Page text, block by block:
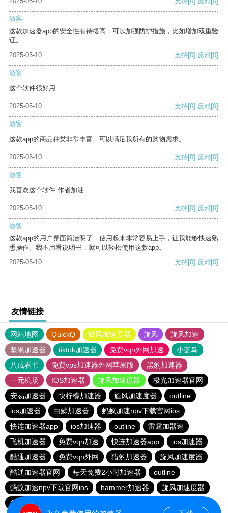
游客
这款加速器app的安全性有待提高，可以加强防护措施，比如增加双重验
证。
2025-05-10
支持[0] 反对[0]
游客
这个软件很好用
2025-05-10 支持[0] 反对[0]
游客
这款app的商品种类非常丰富，可以满足我所有的购物需求。
2025-05-10 支持[0] 反对[0]
游客
我喜欢这个软件 作者加油
2025-05-10 支持[0] 反对[0]
游客
这款app的用户界面简洁明了，使用起来非常容易上手，让我能够快速熟
悉操作。我不用看说明书，就可以轻松使用这款app。
2025-05-10
支持[0] 反对[0]
友情链接
网站地图 QuickQ 旋风加速度器 旋风
旋风加速
坚果加速器
tiktok加速器 免费vqn外网加速
小蓝鸟
八戒看书
免费vps加速器外网苹果版
黑豹加速器
一元机场
IOS加速器 旋风加速度器
极光加速器官网
安易加速器
快柠檬加速器 旋风加速度器
outline
ios加速器
白鲸加速器
蚂蚁加速npv下载官网ios
快连加速器app
ios加速器 outline
雷霆加器速
飞机加速器
免费vqn加速 快连加速器app
ios加速器
酷通加速器
免费vqn外网 猎豹加速器
旋风加速度器
酷通加速器官网
每天免费2小时加速器
outline
蚂蚁加速npv下载官网ios
hammer加速器
旋风加速度器
免费VP加速器